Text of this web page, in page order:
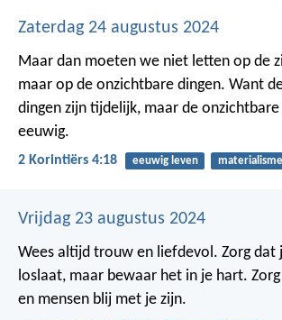
Zaterdag 24 augustus 2024
Maar dan moeten we niet letten op de
maar op de onzichtbare dingen. Want
dingen zijn tijdelijk, maar de onzichtbare
eeuwig.
2 Korintiërs 4:18 eeuwig leven materialisme
Vrijdag 23 augustus 2024
Wees altijd trouw en liefdevol. Zorg dat
loslaat, maar bewaar het in je hart.
en mensen blij met je zijn.